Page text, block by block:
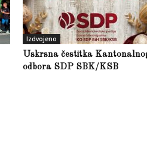
Izdvojeno
Uskrsna čestitka
odbora SDP SBK/KSB